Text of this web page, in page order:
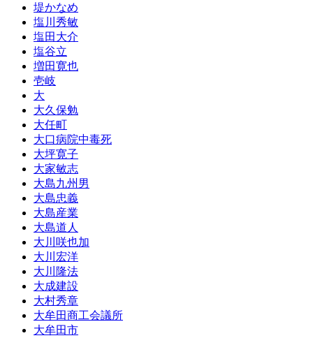
堤かなめ
塩川秀敏
塩田大介
塩谷立
増田寛也
壱岐
大
大久保勉
大任町
大口病院中毒死
大坪寛子
大家敏志
大島九州男
大島忠義
大島産業
大島道人
大川咲也加
大川宏洋
大川隆法
大成建設
大村秀章
大牟田商工会議所
大牟田市